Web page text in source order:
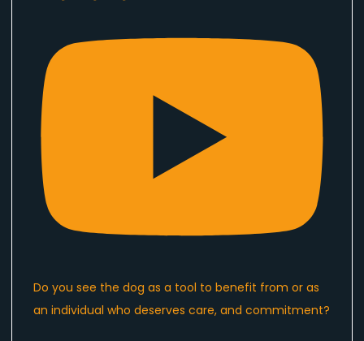
Do you see the dog as a tool to benefit from or as
an individual who deserves care, and commitment?